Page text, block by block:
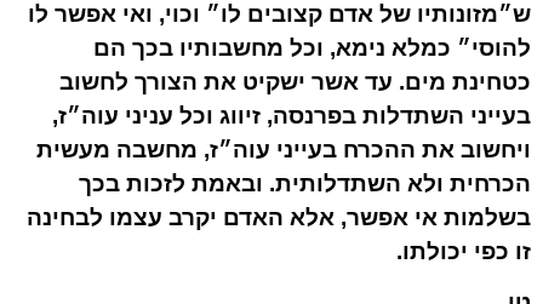
ש״מזונותיו של אדם קצובים לו״ וכוי, ואי אפשר לו
להוסי״ כמלא נימא, וכל מחשבותיו בכך הם
כטחינת מים. עד אשר ישקיט את הצורך לחשוב
בעייני השתדלות בפרנסה, זיווג וכל עניני עוה״ז,
ויחשוב את ההכרח בעייני עוה״ז, מחשבה מעשית
הכרחית ולא השתדלותית. ובאמת לזכות בכך
בשלמות אי אפשר, אלא האדם יקרב עצמו לבחינה
זו כפי יכולתו.